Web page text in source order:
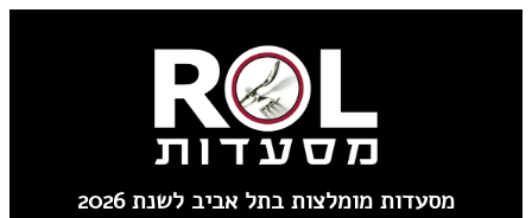
מסעדות מומלצות בתל אביב לשנת 2026